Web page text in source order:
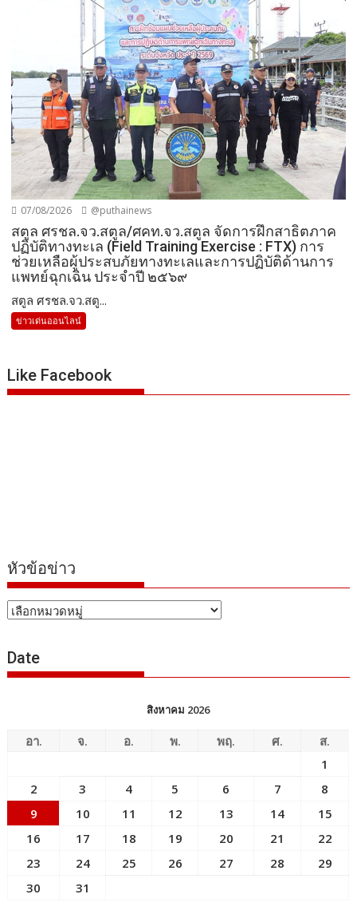
07/08/2026 @puthainews
สตูล ศรชล.จว.สตูล/ศคท.จว.สตูล จัดการฝึกสาธิตภาค
ปฏิบัติทางทะเล (Field Training Exercise : FTX) การ
ช่วยเหลือผู้ประสบภัยทางทะเลและการปฏิบัติด้านการ
แพทย์ฉุกเฉิน ประจำปี ๒๕๖๙
สตูล ศรชล.จว.สตู...
ข่าวเด่นออนไลน์
Like Facebook
หัวข้อข่าว
หัวข้อ
Date
สิงหาคม 2026
อา. จ. อ. พ. พฤ. ศ.
ส.
1
2
3 4 5 6 7
8
9
10 11 12 13 14
15
16
17 18 19 20 21
22
23
24 25 26 27 28
29
30
31